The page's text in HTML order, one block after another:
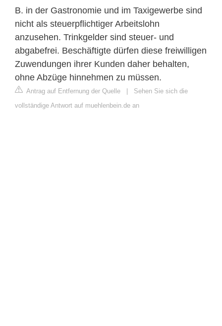
B. in der Gastronomie und im Taxigewerbe sind
nicht als steuerpflichtiger Arbeitslohn
anzusehen. Trinkgelder sind steuer- und
abgabefrei. Beschäftigte dürfen diese freiwilligen
Zuwendungen ihrer Kunden daher behalten,
ohne Abzüge hinnehmen zu müssen.
Antrag auf Entfernung der Quelle | Sehen Sie sich die
vollständige Antwort auf muehlenbein.de an